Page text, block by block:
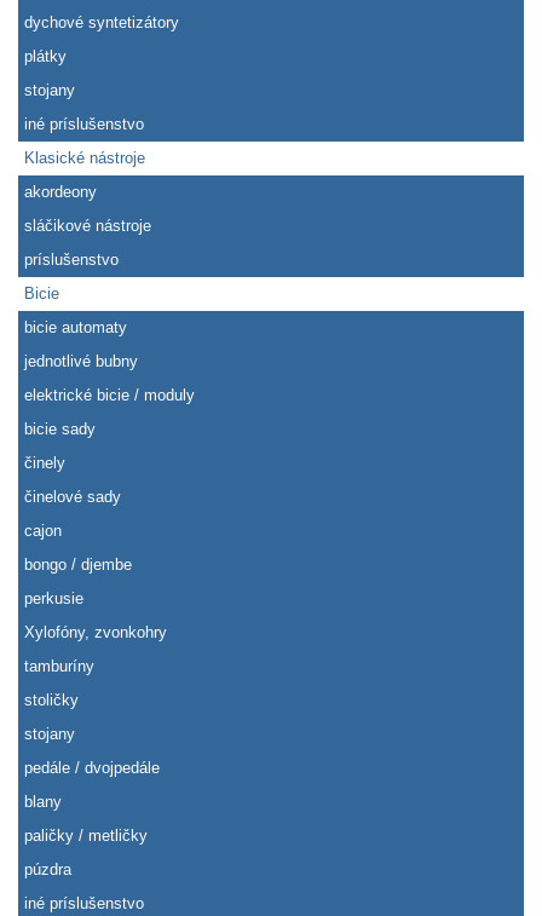
dychové syntetizátory
plátky
stojany
iné príslušenstvo
Klasické nástroje
akordeony
sláčikové nástroje
príslušenstvo
Bicie
bicie automaty
jednotlivé bubny
elektrické bicie / moduly
bicie sady
činely
činelové sady
cajon
bongo / djembe
perkusie
Xylofóny, zvonkohry
tamburíny
stoličky
stojany
pedále / dvojpedále
blany
paličky / metličky
púzdra
iné príslušenstvo